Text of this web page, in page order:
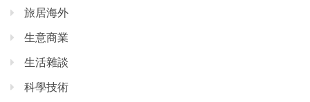
旅居海外
生意商業
生活雜談
科學技術